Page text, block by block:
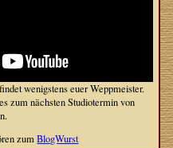
wenigstens euer Weppmeister.
zum nächsten Studiotermin von
zumBlogWurst